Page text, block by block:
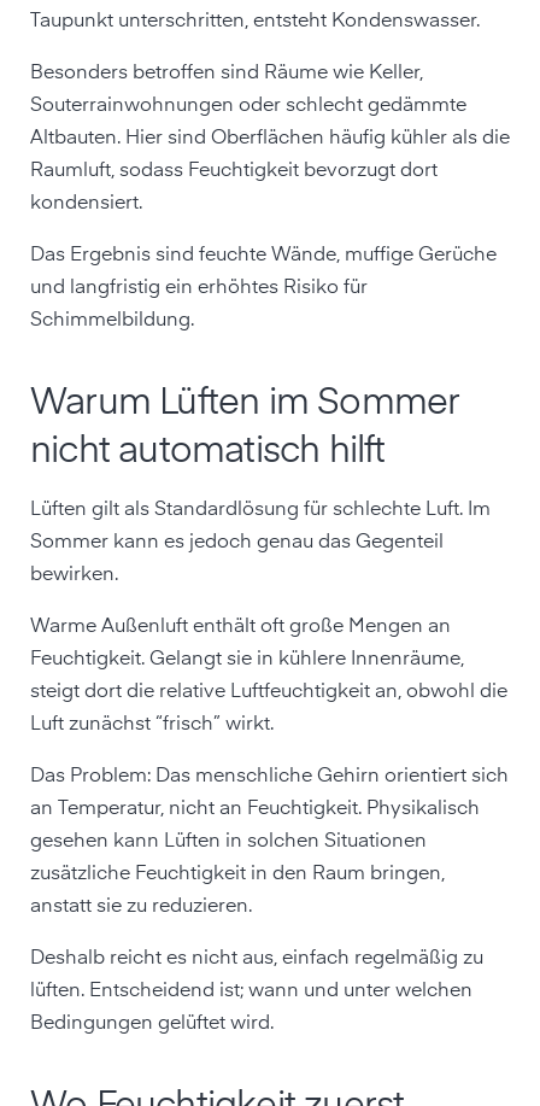
Taupunkt unterschritten, entsteht Kondenswasser.
Besonders betroffen sind Räume wie Keller,
Souterrainwohnungen oder schlecht gedämmte
Altbauten. Hier sind Oberflächen häufig kühler als die
Raumluft, sodass Feuchtigkeit bevorzugt dort
kondensiert.
Das Ergebnis sind feuchte Wände, muffige Gerüche
und langfristig ein erhöhtes Risiko für
Schimmelbildung.
Warum Lüften im Sommer
nicht automatisch hilft
Lüften gilt als Standardlösung für schlechte Luft. Im
Sommer kann es jedoch genau das Gegenteil
bewirken.
Warme Außenluft enthält oft große Mengen an
Feuchtigkeit. Gelangt sie in kühlere Innenräume,
steigt dort die relative Luftfeuchtigkeit an, obwohl die
Luft zunächst “frisch” wirkt.
Das Problem: Das menschliche Gehirn orientiert sich
an Temperatur, nicht an Feuchtigkeit. Physikalisch
gesehen kann Lüften in solchen Situationen
zusätzliche Feuchtigkeit in den Raum bringen,
anstatt sie zu reduzieren.
Deshalb reicht es nicht aus, einfach regelmäßig zu
lüften. Entscheidend ist; wann und unter welchen
Bedingungen gelüftet wird.